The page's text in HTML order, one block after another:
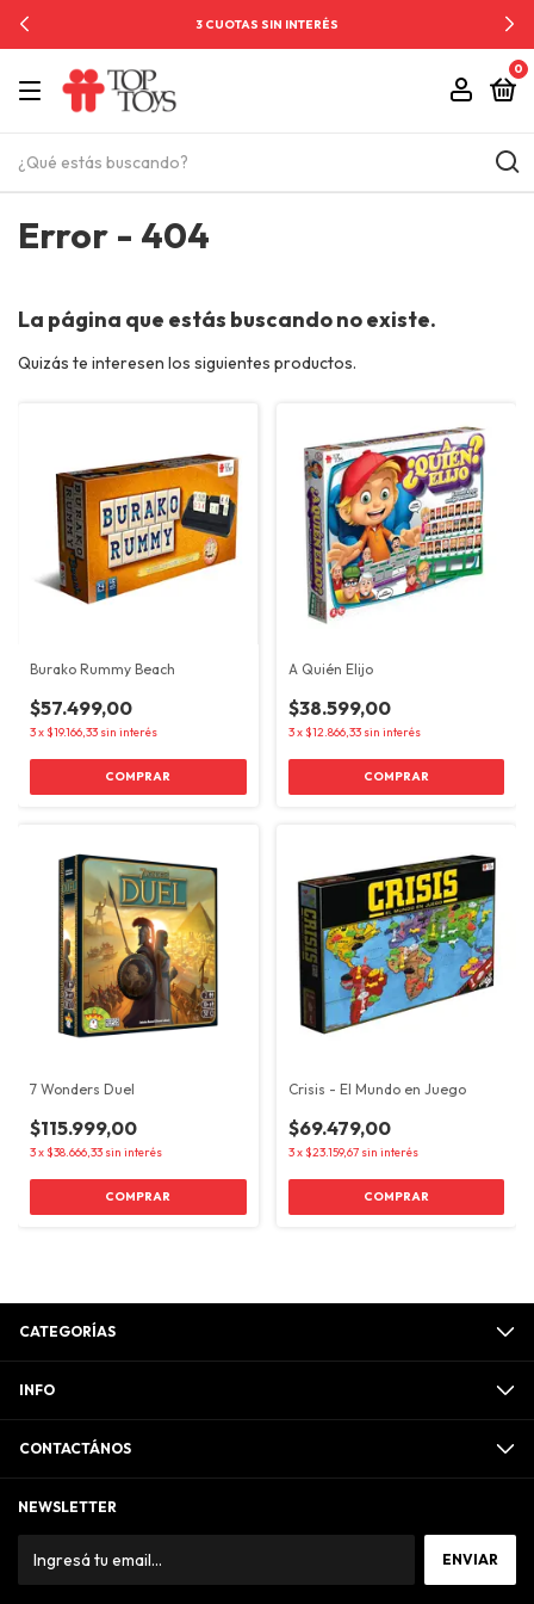
3 CUOTAS SIN INTERÉS
0
Error - 404
La página que estás buscando no existe.
Quizás te interesen los siguientes productos.
Burako Rummy Beach
$57.499,00
3x $19.166,33 sin interés
A Quién Elijo
$38.599,00
3x $12.866,33 sin interés
7 Wonders Duel
$115.999,00
3x $38.666,33 sin interés
Crisis - El Mundo en Juego
$69.479,00
3x $23.159,67 sin interés
CATEGORÍAS
INFO
CONTACTÁNOS
NEWSLETTER